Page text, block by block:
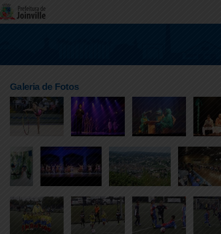
Galeria de Fotos